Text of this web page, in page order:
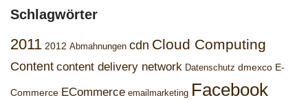
Schlagwörter
2011 2012 Abmahnungen cdn Cloud Computing
Content content delivery network Datenschutz dmexco E-
Commerce ECommerce emailmarketing Facebook